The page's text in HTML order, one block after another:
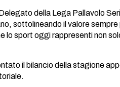
della Lega Pallavolo
sottolineando il valore
lo sport oggi rappresenti non
il bilancio della stagione